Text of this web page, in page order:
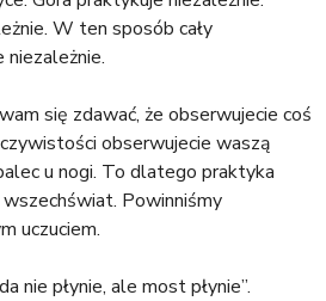
W ten sposób cały
się zdawać, że obserwujecie coś
obserwujecie waszą
u nogi. To dlatego praktyka
Powinniśmy
uczuciem.
nie płynie, ale most płynie”.